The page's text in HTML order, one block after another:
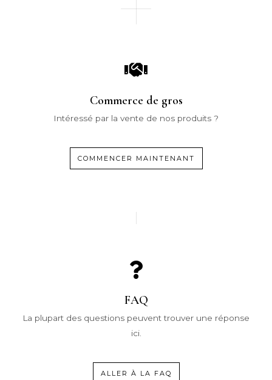
Commerce de gros
Intéressé par la vente de nos produits ?
COMMENCER MAINTENANT
FAQ
La plupart des questions peuvent trouver une réponse
ici.
ALLER À LA FAQ